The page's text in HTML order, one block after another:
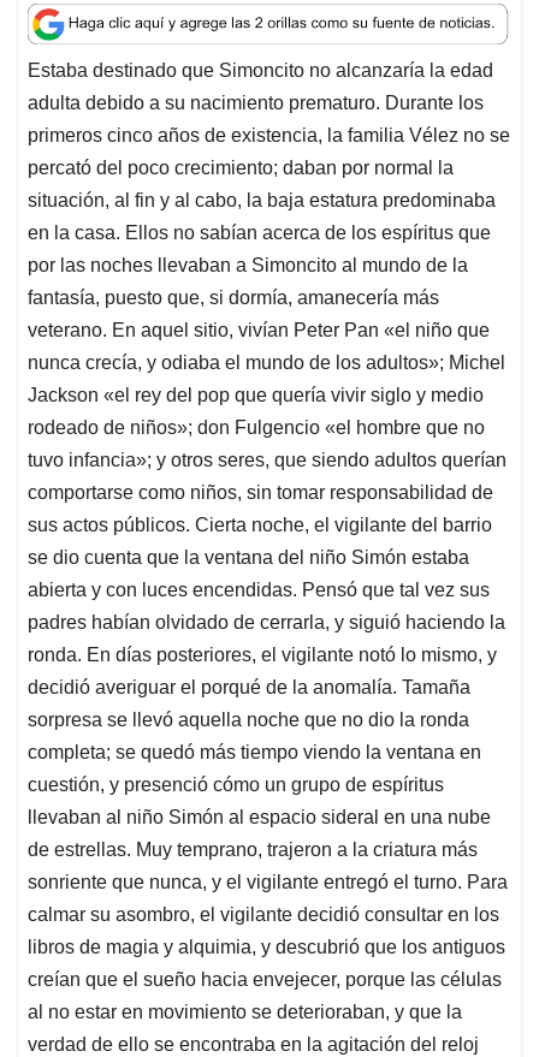
a
t
s
A
p
p
c
e
b
o
o
k
n
k
e
d
I
n
a
i
l
r
e
a
d
s
Estaba destinado que Simoncito no alcanzaría la edad
adulta debido a su nacimiento prematuro. Durante los
primeros cinco años de existencia, la familia Vélez no se
percató del poco crecimiento; daban por normal la
situación, al fin y al cabo, la baja estatura predominaba
en la casa. Ellos no sabían acerca de los espíritus que
por las noches llevaban a Simoncito al mundo de la
fantasía, puesto que, si dormía, amanecería más
veterano. En aquel sitio, vivían Peter Pan «el niño que
nunca crecía, y odiaba el mundo de los adultos»; Michel
Jackson «el rey del pop que quería vivir siglo y medio
rodeado de niños»; don Fulgencio «el hombre que no
tuvo infancia»; y otros seres, que siendo adultos querían
comportarse como niños, sin tomar responsabilidad de
sus actos públicos. Cierta noche, el vigilante del barrio
se dio cuenta que la ventana del niño Simón estaba
abierta y con luces encendidas. Pensó que tal vez sus
padres habían olvidado de cerrarla, y siguió haciendo la
ronda. En días posteriores, el vigilante notó lo mismo, y
decidió averiguar el porqué de la anomalía. Tamaña
sorpresa se llevó aquella noche que no dio la ronda
completa; se quedó más tiempo viendo la ventana en
cuestión, y presenció cómo un grupo de espíritus
llevaban al niño Simón al espacio sideral en una nube
de estrellas. Muy temprano, trajeron a la criatura más
sonriente que nunca, y el vigilante entregó el turno. Para
calmar su asombro, el vigilante decidió consultar en los
libros de magia y alquimia, y descubrió que los antiguos
creían que el sueño hacia envejecer, porque las células
al no estar en movimiento se deterioraban, y que la
verdad de ello se encontraba en la agitación del reloj